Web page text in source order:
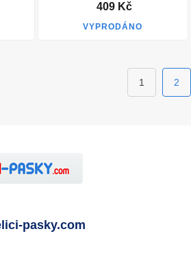
409 Kč
VYPRODÁNO
1 2
pasky.com